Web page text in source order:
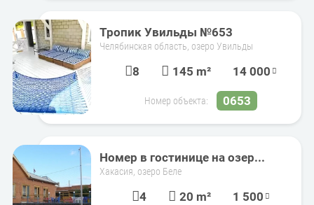
Тропик Увильды №653
Челябинская область, озеро Увильды
8 145 m² 14 000
Номер объекта: 0653
Номер в гостинице на озер...
Хакасия, озеро Беле
4 20 m² 1 500